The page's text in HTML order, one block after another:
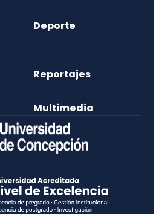
Deporte
Reportajes
Multimedia